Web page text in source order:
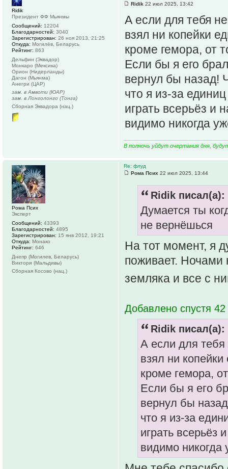
Ridik 22 июл 2025, 13:42
А если для тебя
взял ни копейки
кроме гемора, от
Если бы я его
вернул бы назад!
что я из-за
играть всерьёз и
видимо никогда
В полночь уйдут очертания дня,
Ridik
Президент ФФ Мьянмы
Сообщений: 12204
Благодарностей: 3040
Зарегистрирован: 26 ноя 2013, 21:25
Откуда: Могилёв, Беларусь
Рейтинг: 863
Дельфин (Эквадор)
Монкаро (Мексика)
Орион (Нидерланды)
Дагон (Мьянма)
Анегри (ЦАР)
зам. в Амвоти (ЮАР)
зам. в Лонголонго (Тонга)
Сборная Эквадора (нац.)
Re: флуд
Рома Псих 22 июл 2025, 13:44
Ridik писал(а):
Думается ты
не вернёшься
На тот момент, я
поживает. Ночами
земляка и все с
Добавлено спустя
Ridik писал(а):
А если для тебя
взял ни
кроме гемора,
Если бы я его
вернул бы
что я из-за
играть всерьёз
видимо
Рома Псих
Эксперт
Сообщений: 43393
Благодарностей: 4895
Зарегистрирован: 15 янв 2012, 19:21
Откуда: Монако
Рейтинг: 646
Днепр (Могилев, Беларусь)
Виктори (Мальдивы)
Сборная Косово (нац.)